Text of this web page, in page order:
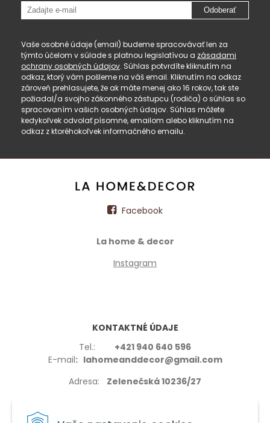
Odoberať
Vaše osobné údaje (email) budeme spracovávať len za
týmto účelom v súlade s platnou legislatívou a zásadami
ochrany osobných údajov. Súhlas potvrdíte kliknutím na
odkaz, ktorý vám pošleme na váš email. Kliknutím na odkaz
zároveň prehlasujete, že ak máte menej ako 16 rokov, tak ste
požiadal/a svojho zákonného zástupcu (rodiča) o súhlas so
spracovaním vašich osobných údajov. Súhlas môžete
kedykoľvek odvolať písomne, emailom alebo kliknutím na
odkaz z ktoréhokoľvek informačného emailu.
Facebook
La home & decor
Instagram
KONTAKTNÉ ÚDAJE
Tel.: +421 940 640 596
E-mail: lahomeanddecor@gmail.com
Adresa: Zelenečská 10236/27